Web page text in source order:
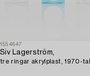
1554647
Siv Lagerström,
tre ringar akrylplast, 1970-tal.